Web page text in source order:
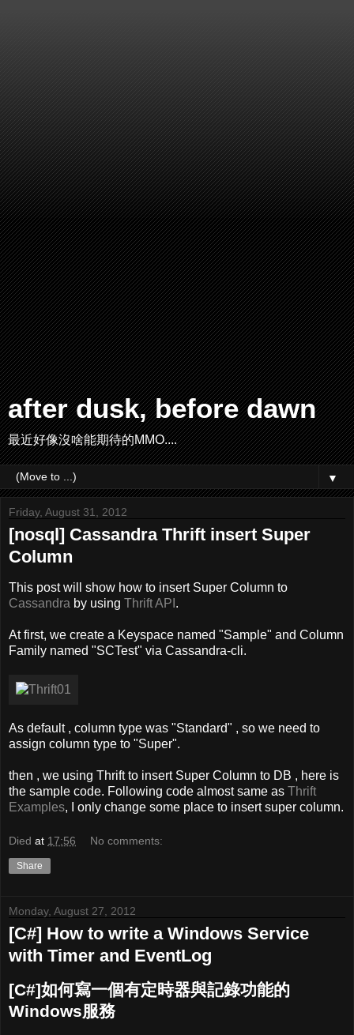
after dusk, before dawn
最近好像沒啥能期待的MMO....
▼
Friday, August 31, 2012
[nosql] Cassandra Thrift insert Super
Column
This post will show how to insert Super Column to
Cassandra by using Thrift API .
At first, we create a Keyspace named "Sample" and Column
Family named "SCTest" via Cassandra-cli.
As default , column type was "Standard" , so we need to
assign column type to "Super".
then , we using Thrift to insert Super Column to DB , here is
the sample code. Following code almost same as Thrift
Examples, I only change some place to insert super column.
Died at 17:56 No comments:
Share
Monday, August 27, 2012
[C#] How to write a Windows Service
with Timer and EventLog
[C#]如何寫一個有定時器與記錄功能的
Windows服務